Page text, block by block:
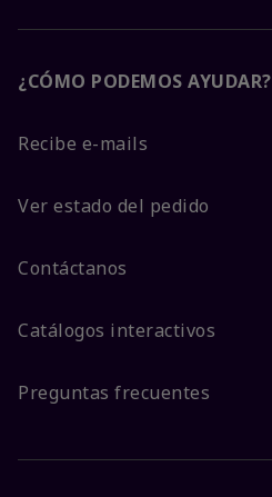
¿CÓMO PODEMOS AYUDAR?
Recibe e-mails
Ver estado del pedido
Contáctanos
Catálogos interactivos
Preguntas frecuentes